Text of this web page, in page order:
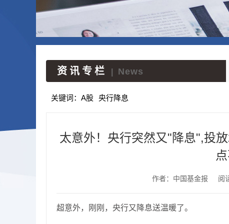
资讯专栏 News
关键词： A股 央行降息
太意外！央行突然又"降息",投
作者：中国基金报 阅
超意外，刚刚，央行又降息送温暖了。